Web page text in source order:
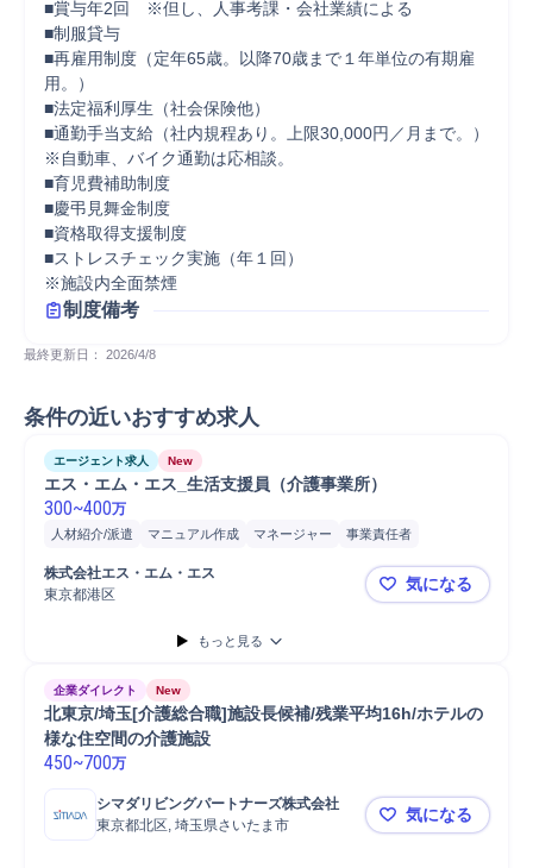
■賞与年2回　※但し、人事考課・会社業績による
■制服貸与
■再雇用制度（定年65歳。以降70歳まで１年単位の有期雇
用。）
■法定福利厚生（社会保険他）
■通勤手当支給（社内規程あり。上限30,000円／月まで。）
※自動車、バイク通勤は応相談。
■育児費補助制度
■慶弔見舞金制度
■資格取得支援制度
■ストレスチェック実施（年１回）
※施設内全面禁煙
制度備考
最終更新日： 2026/4/8
条件の近いおすすめ求人
エージェント求人 New
エス・エム・エス_生活支援員（介護事業所）
300~400万
人材紹介/派遣 マニュアル作成 マネージャー
事業責任者
マネジメント
人材紹介
携帯電話/PC/PC周辺機器 PC/Web PC
株式会社エス・エム・エス
東京都港区
エス・エム
気になる
もっと見る
企業ダイレクト New
北東京/埼玉[介護総合職]施設長候補/残業平均16h/ホテルの
様な住空間の介護施設
450~700万
シマダリビングパートナーズ株式会社
東京都北区, 埼玉県さいたま市
北東京/埼玉
気になる